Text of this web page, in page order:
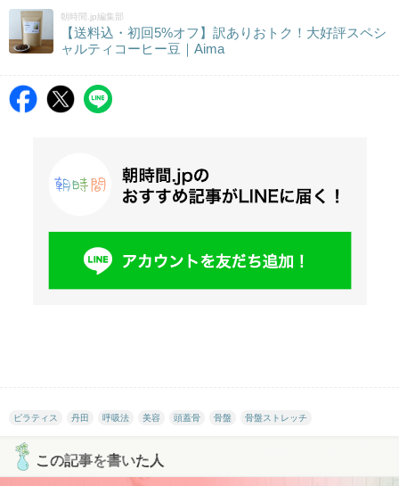
朝時間.jp編集部
【送料込・初回5%オフ】訳ありおトク！大好評スペシ
ャルティコーヒー豆｜Aima
ピラティス 丹田 呼吸法 美容 頭蓋骨 骨盤 骨盤ストレッチ
この記事を書いた人